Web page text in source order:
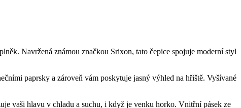
Navržená známou značkou Srixon, tato čepice spojuje moderní styl
paprsky a zároveň vám poskytuje jasný výhled na hřiště. Vyšívané
vaši hlavu v chladu a suchu, i když je venku horko. Vnitřní pásek ze